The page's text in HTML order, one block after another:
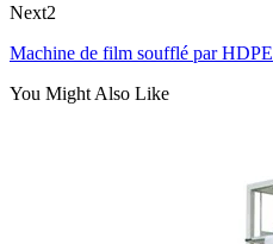
Next2
Machine de film soufflé par HDPE
You Might Also Like